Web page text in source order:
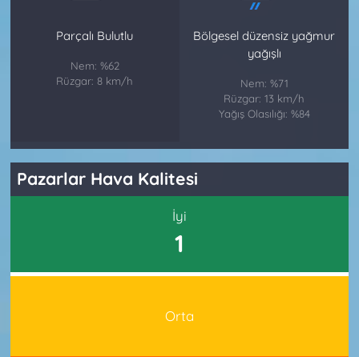
Parçalı Bulutlu
Nem: %62
Rüzgar: 8 km/h
Bölgesel düzensiz yağmur
yağışlı
Nem: %71
Rüzgar: 13 km/h
Yağış Olasılığı: %84
Pazarlar Hava Kalitesi
İyi
1
Orta